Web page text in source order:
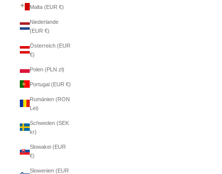
Malta (EUR €)
Niederlande
(EUR €)
Österreich (EUR
€)
Polen (PLN zł)
Portugal (EUR €)
Rumänien (RON
Lei)
Schweden (SEK
kr)
Slowakei (EUR
€)
Slowenien (EUR